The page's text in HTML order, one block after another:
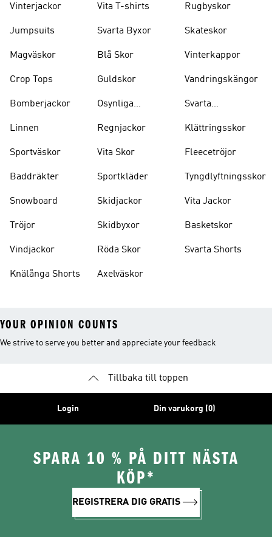
Vinterjackor
Jumpsuits
Magväskor
Crop Tops
Bomberjackor
Linnen
Sportväskor
Baddräkter
Snowboard
Tröjor
Vindjackor
Knälånga Shorts
Vita T-shirts
Svarta Byxor
Blå Skor
Guldskor
Osynliga
Regnjackor
Vita Skor
Sportkläder
Skidjackor
Skidbyxor
Röda Skor
Axelväskor
Rugbyskor
Skateskor
Vinterkappor
Vandringskängor
Svarta
Klättringsskor
Fleecetröjor
Tyngdlyftningsskor
Vita Jackor
Basketskor
Svarta Shorts
YOUR OPINION COUNTS
We strive to serve you better and appreciate your feedback
Tillbaka till toppen
Login Din varukorg (0)
SPARA 10 % PÅ DITT NÄSTA
KÖP*
REGISTRERA DIG GRATIS